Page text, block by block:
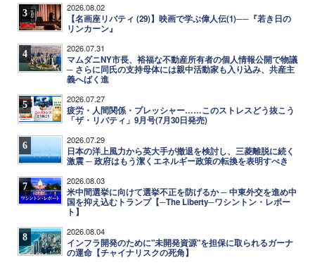
3 2026.08.02
【名画座リバティ (29)】映画で学ぶ偉人伝(1)──『若き日の
リンカーン』
4 2026.07.31
マムダニNY市長、裕福な不動産所有者の個人情報公開で物議
─ さらに同氏の支持母体には親中活動家も入り込み、共産主
義へばく進
5 2026.07.27
疲労・人間関係・プレッシャー……このストレスどう抜こう
「ザ・リバティ」9月号(7月30日発売)
6 2026.07.29
日本の洋上風力から英大手が撤退を検討し、三菱離脱に続く
激震 ─ 政府はもう潔くエネルギー政策の転換を表明すべき
7 2026.08.03
米中間選挙に向けて選挙不正を防げるか ─ 中東外交を進め中
国を抑え込むトランプ【─The Liberty─ワシントン・レポー
ト】
8 2026.08.04
インフラ開発のために"未開発資源"を担保に取られるガーナ
の運命【チャイナリスクの死角】